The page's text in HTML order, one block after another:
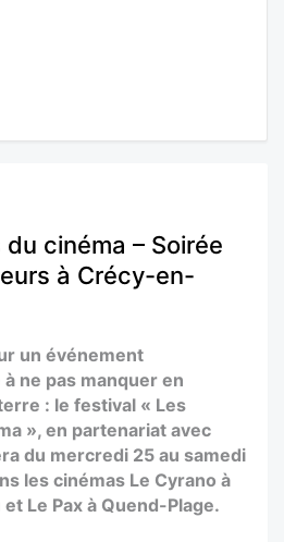
cinéma – Soirée
à Crécy-en-
un événement
ne pas manquer en
: le festival « Les
», en partenariat avec
du mercredi 25 au samedi
les cinémas Le Cyrano à
Le Pax à Quend-Plage.